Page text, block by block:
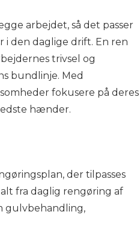
arbejdet, så det passer
i den daglige drift. En ren
trivsel og
bundlinje. Med
fokusere på deres
hænder.
der tilpasses
fra daglig rengøring af
gulvbehandling,